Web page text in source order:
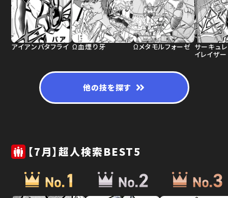
アイアンバタフライ Ω血煙り牙 Ωメタモルフォーゼ サーキュ
イレイザー
他の技を探す
【7月】超人検索BEST5